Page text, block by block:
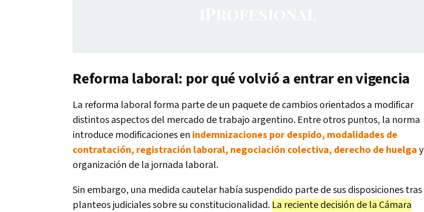
Reforma laboral: por qué volvió a entrar en vigencia
La reforma laboral forma parte de un paquete de cambios orientados a modificar
distintos aspectos del mercado de trabajo argentino. Entre otros puntos, la norma
introduce modificaciones en indemnizaciones por despido, modalidades de
contratación, registración laboral, negociación colectiva, derecho de huelgay
organización de la jornada laboral.
Sin embargo, una medida cautelar había suspendido parte de sus disposiciones tras
planteos judiciales sobre su constitucionalidad. La reciente decisión de la Cámara